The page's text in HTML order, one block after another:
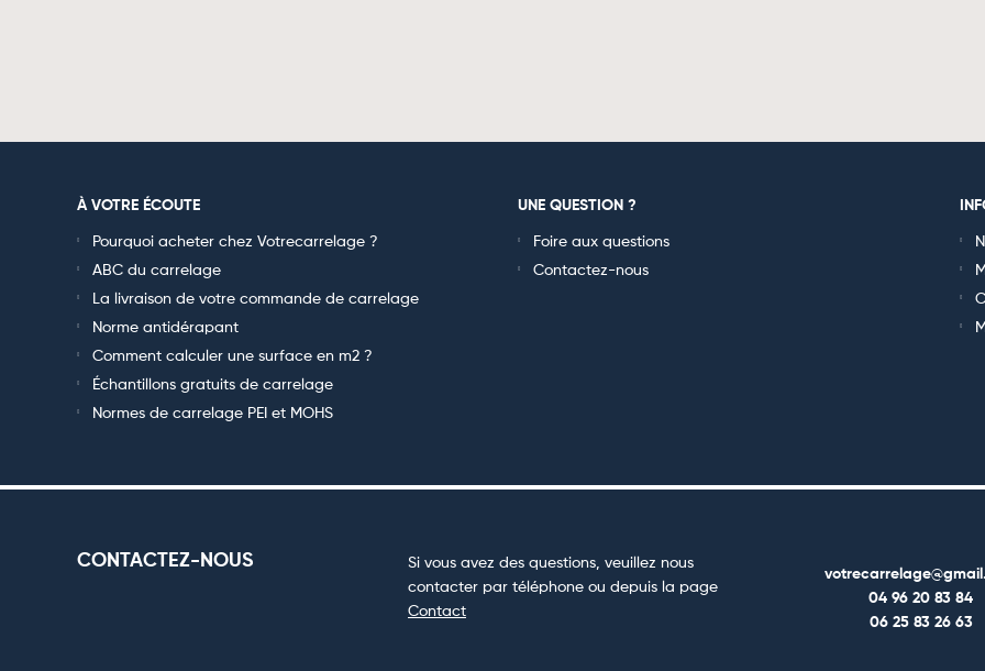
À VOTRE ÉCOUTE
Pourquoi acheter chez Votrecarrelage ?
ABC du carrelage
La livraison de votre commande de carrelage
Norme antidérapant
Comment calculer une surface en m2 ?
Échantillons gratuits de carrelage
Normes de carrelage PEI et MOHS
UNE QUESTION ?
Foire aux questions
Contactez-nous
CONTACTEZ-NOUS
Si vous avez des questions, veuillez nous
contacter par téléphone ou depuis la page
Contact
04 96 20 83 84
06 25 83 26 63